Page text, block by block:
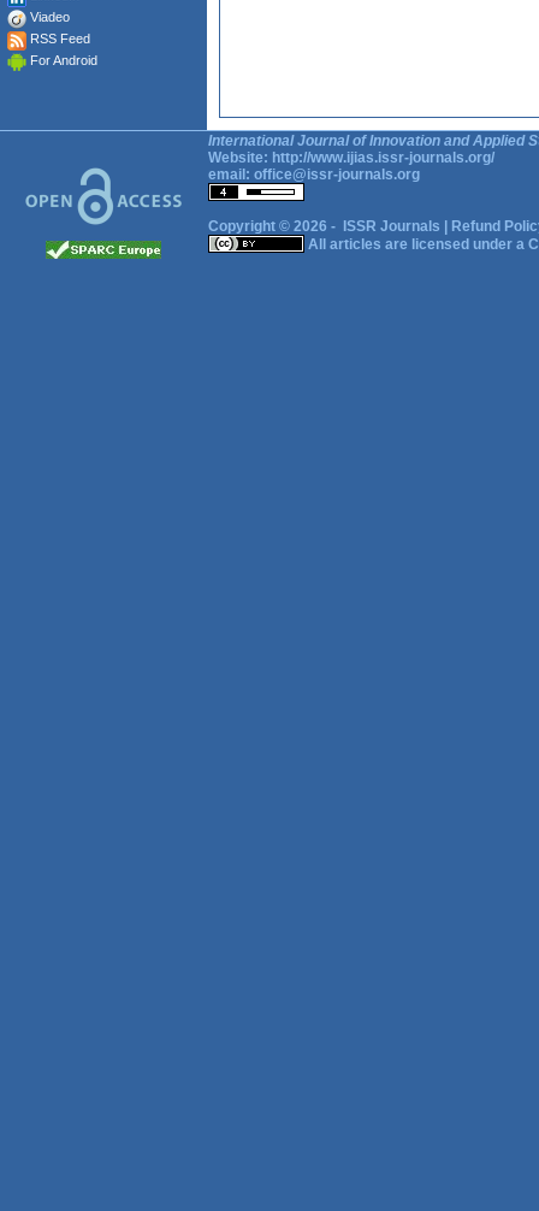
Viadeo
RSS Feed
For Android
International Journal of Innovation and Applied
Website: http://www.ijias.issr-journals.org/
email: office@issr-journals.org
Copyright © 2026 - ISSR Journals
Refund
All articles are licensed under a